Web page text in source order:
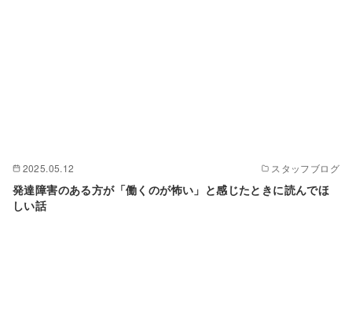
2025.05.12 スタッフブログ
発達障害のある方が「働くのが怖い」と感じたときに読んでほ
しい話